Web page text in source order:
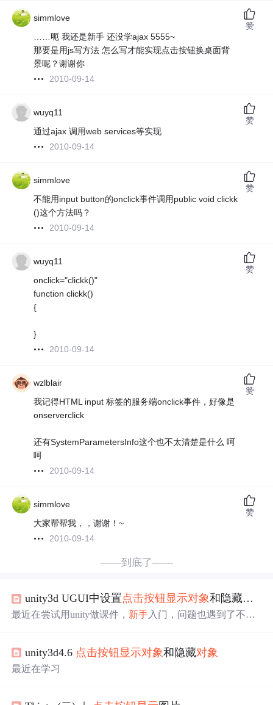
simmlove
……呃 我还是新手 还没学ajax 5555~
那要是用js写方法 怎么写才能实现点击按钮换桌面背
景呢？谢谢你
2010-09-14
赞
wuyq11
通过ajax 调用web services等实现
2010-09-14
赞
simmlove
不能用input button的onclick事件调用public void clickk
()这个方法吗？
2010-09-14
赞
wuyq11
onclick="clickk()"
function clickk()
{
}
2010-09-14
赞
wzlblair
我记得HTML input 标签的服务端onclick事件，好像是
onserverclick
还有SystemParametersInfo这个也不太清楚是什么 呵
呵
2010-09-14
赞
simmlove
大家帮帮我，，谢谢！~
2010-09-14
赞
——到底了——
unity3d UGUI中设置点击按钮 显示对象和隐藏对象
最近在尝试用unity做课件， 新手入门，问题也遇到了不
用也简单，但是也存在小部分问题，我自己尝试解决了，
将自己的操作过程分享给大家 首先在场景中新建一个canva
unity3d4.6 点击按钮 显示对象和隐藏对象
最近在学习